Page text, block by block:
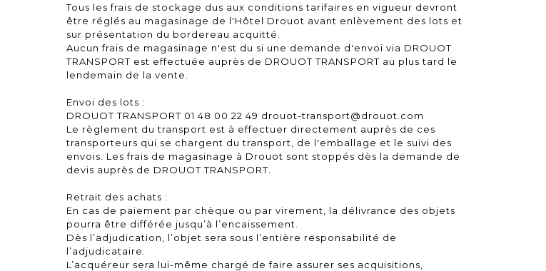
Tous les frais de stockage dus aux conditions tarifaires en vigueur devront
être réglés au magasinage de l'Hôtel Drouot avant enlèvement des lots et
sur présentation du bordereau acquitté.
Aucun frais de magasinage n'est du si une demande d'envoi via DROUOT
TRANSPORT est effectuée auprès de DROUOT TRANSPORT au plus tard le
lendemain de la vente.
Envoi des lots :
DROUOT TRANSPORT 01 48 00 22 49 drouot-transport@drouot.com
Le règlement du transport est à effectuer directement auprès de ces
transporteurs qui se chargent du transport, de l'emballage et le suivi des
envois. Les frais de magasinage à Drouot sont stoppés dès la demande de
devis auprès de DROUOT TRANSPORT.
Retrait des achats :
En cas de paiement par chèque ou par virement, la délivrance des objets
pourra être différée jusqu’à l’encaissement.
Dès l’adjudication, l’objet sera sous l’entière responsabilité de
l’adjudicataire.
L’acquéreur sera lui-même chargé de faire assurer ses acquisitions,